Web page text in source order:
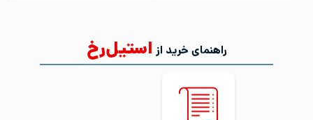
راهنمای خرید از استیل‌رخ